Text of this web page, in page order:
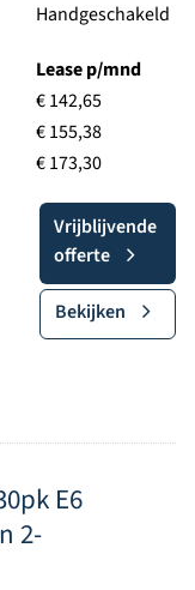
Handgeschakeld
Lease p/mnd
€ 142,65
€ 155,38
€ 173,30
Vrijblijvende
offerte
Bekijken
E6
2-